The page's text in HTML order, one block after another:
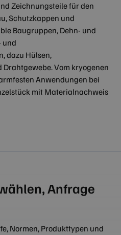
Zeichnungsteile für den
Schutzkappen und
Baugruppen, Dehn- und
und
dazu Hülsen,
Drahtgewebe. Vom kryogenen
Anwendungen bei
mit Materialnachweis
Anfrage
Normen, Produkttypen und